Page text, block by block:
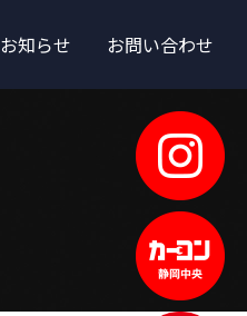
お知らせ お問い合わせ